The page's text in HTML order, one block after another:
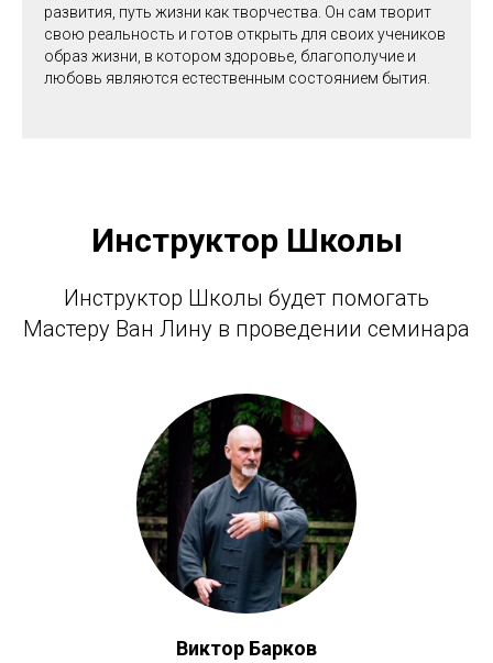
развития, путь жизни как творчества. Он сам творит
свою реальность и готов открыть для своих учеников
образ жизни, в котором здоровье, благополучие и
любовь являются естественным состоянием бытия.
Инструктор Школы
Инструктор Школы будет помогать
Мастеру Ван Лину в проведении семинара
Виктор Барков